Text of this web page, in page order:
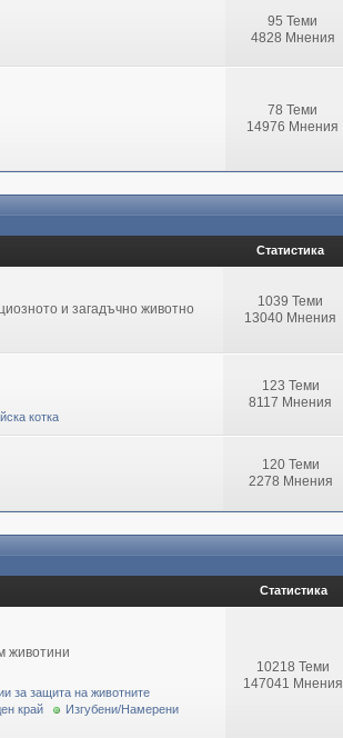
95 Теми
4828 Мнения
78 Теми
14976 Мнения
Статистика
и загадъчно животно
1039 Теми
13040 Мнения
котка
123 Теми
8117 Мнения
120 Теми
2278 Мнения
Статистика
животини
за защита на животните
край
Изгубени/Намерени
10218 Теми
147041 Мнения